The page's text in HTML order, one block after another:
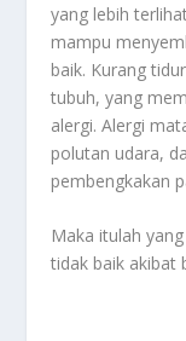
yang lebih
mampu
baik. Kurang
tubuh, yang
alergi. Alergi
polutan udara,
pembengkakan
Maka itulah
tidak baik